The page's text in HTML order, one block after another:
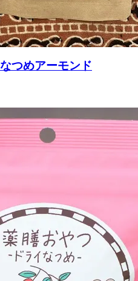
つめアーモンド